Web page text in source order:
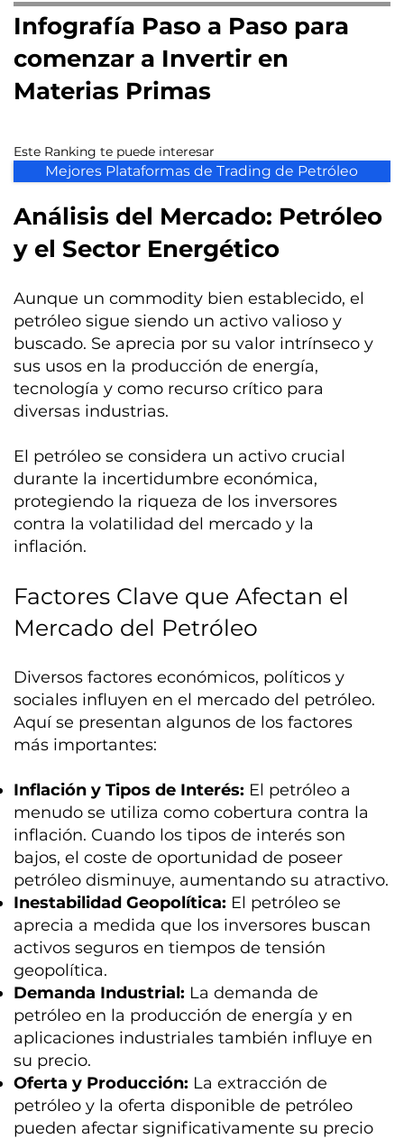
Infografía Paso a Paso para
comenzar a Invertir en
Materias Primas
Este Ranking te puede interesar
Mejores Plataformas de Trading de Petróleo
Análisis del Mercado: Petróleo
y el Sector Energético
Aunque un commodity bien establecido, el
petróleo sigue siendo un activo valioso y
buscado. Se aprecia por su valor intrínseco y
sus usos en la producción de energía,
tecnología y como recurso crítico para
diversas industrias.
El petróleo se considera un activo crucial
durante la incertidumbre económica,
protegiendo la riqueza de los inversores
contra la volatilidad del mercado y la
inflación.
Factores Clave que Afectan el
Mercado del Petróleo
Diversos factores económicos, políticos y
sociales influyen en el mercado del petróleo.
Aquí se presentan algunos de los factores
más importantes:
Inflación y Tipos de Interés: El petróleo a
menudo se utiliza como cobertura contra la
inflación. Cuando los tipos de interés son
bajos, el coste de oportunidad de poseer
petróleo disminuye, aumentando su atractivo.
Inestabilidad Geopolítica: El petróleo se
aprecia a medida que los inversores buscan
activos seguros en tiempos de tensión
geopolítica.
Demanda Industrial: La demanda de
petróleo en la producción de energía y en
aplicaciones industriales también influye en
su precio.
Oferta y Producción: La extracción de
petróleo y la oferta disponible de petróleo
pueden afectar significativamente su precio